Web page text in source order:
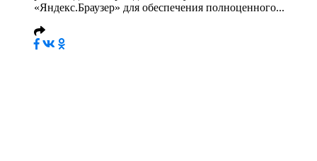
«Яндекс.Браузер» для обеспечения полноценного...